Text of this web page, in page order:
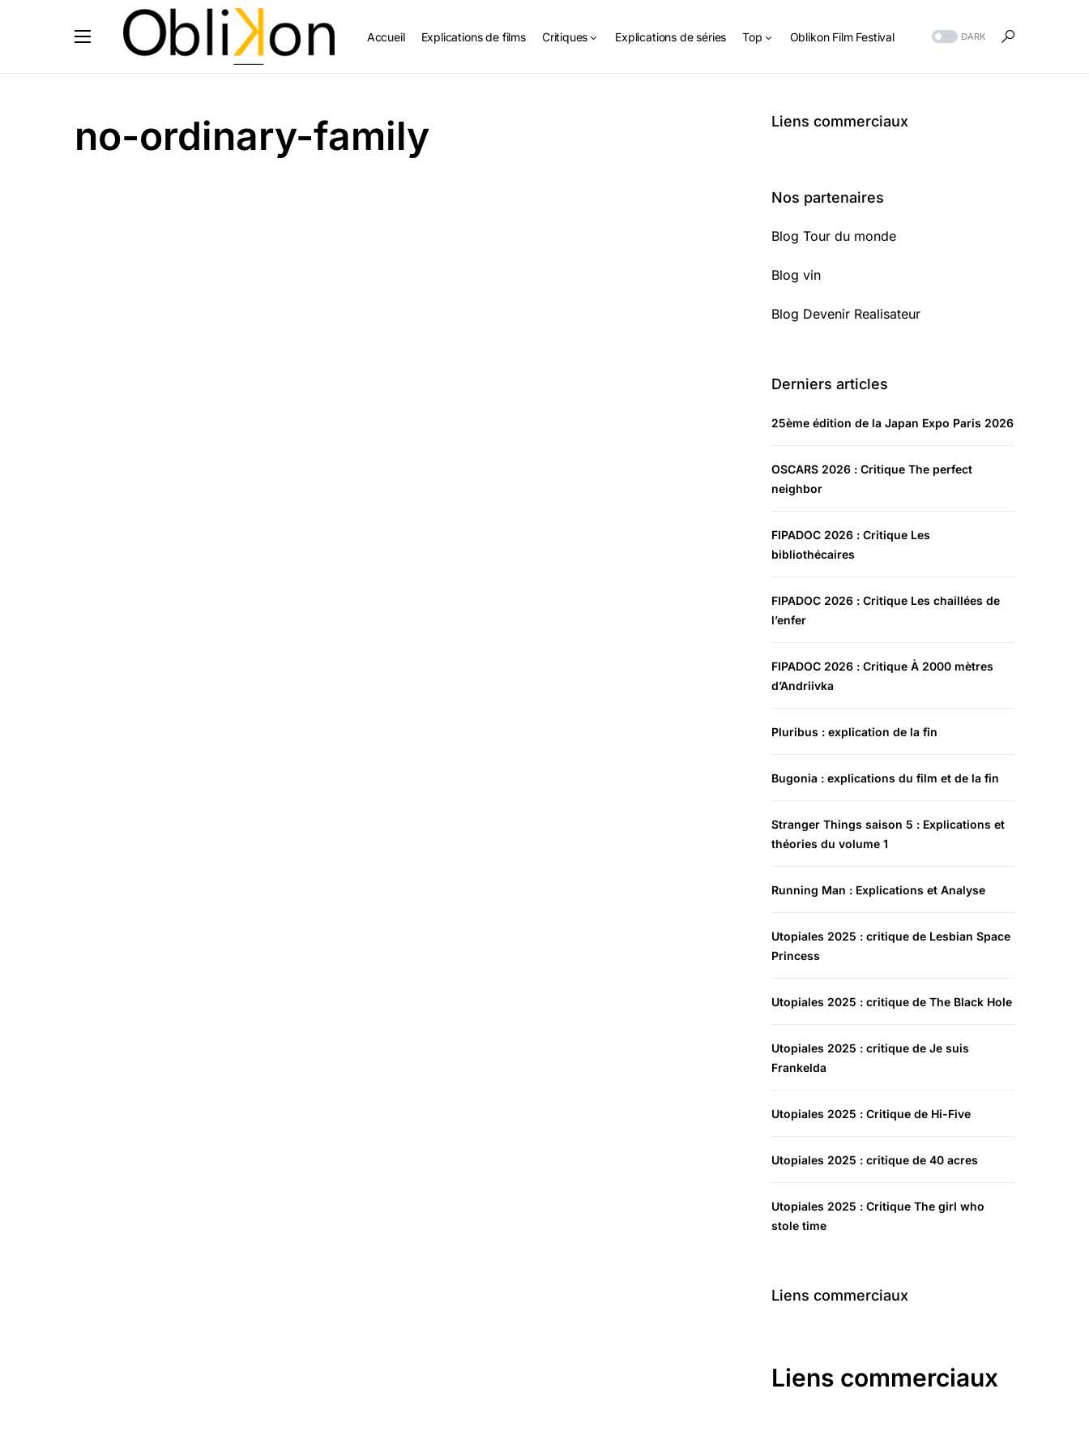
Accueil Explications de films Critiques Explications de séries Top Oblikon Film Festival DARK
no-ordinary-family Liens commerciaux
Nos partenaires
Blog Tour du monde
Blog vin
Blog Devenir Realisateur
Derniers articles
25ème édition de la Japan Expo Paris 2026
OSCARS 2026 : Critique The perfect
neighbor
FIPADOC 2026 : Critique Les
bibliothécaires
FIPADOC 2026 : Critique Les chaillées de
l’enfer
FIPADOC 2026 : Critique À 2000 mètres
d’Andriivka
Pluribus : explication de la fin
Bugonia : explications du film et de la fin
Stranger Things saison 5 : Explications et
théories du volume 1
Running Man : Explications et Analyse
Utopiales 2025 : critique de Lesbian Space
Princess
Utopiales 2025 : critique de The Black Hole
Utopiales 2025 : critique de Je suis
Frankelda
Utopiales 2025 : Critique de Hi-Five
Utopiales 2025 : critique de 40 acres
Utopiales 2025 : Critique The girl who
stole time
Liens commerciaux
Liens commerciaux